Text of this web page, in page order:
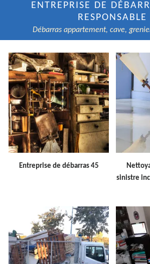
ENTREPRISE DE
RESPONSABLE
Débarras appartement, cave,
Entreprise de débarras 45
sinistre